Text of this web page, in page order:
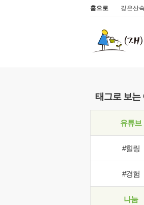
홈으로 깊은산
태그로 보는
유튜브
#힐링
#경험
나눔